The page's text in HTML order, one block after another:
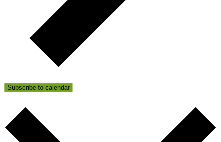
Subscribe to calendar